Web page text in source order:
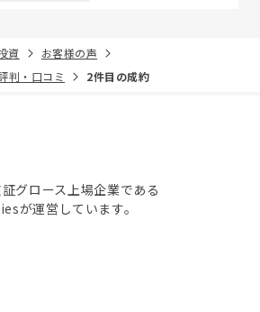
資
お客様の声
判・口コミ
2件目の成約
グロース上場企業である
が運営しています。